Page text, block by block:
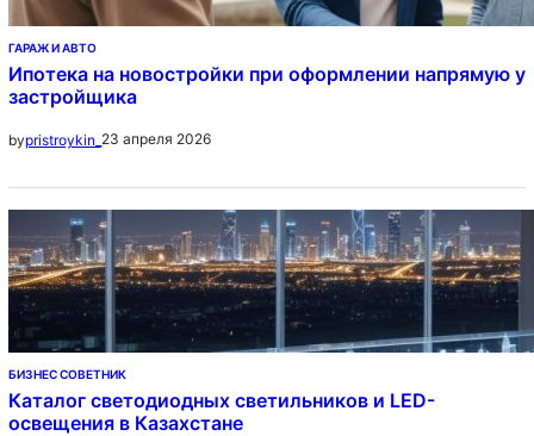
ГАРАЖ И АВТО
Ипотека на новостройки при оформлении напрямую у
застройщика
bypristroykin_ 23 апреля 2026
БИЗНЕС СОВЕТНИК
Каталог светодиодных светильников и LED-
освещения в Казахстане